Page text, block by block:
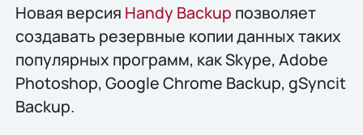
Новая версия Handy Backup позволяет
создавать резервные копии данных таких
популярных программ, как Skype, Adobe
Photoshop, Google Chrome Backup, gSyncit
Backup.